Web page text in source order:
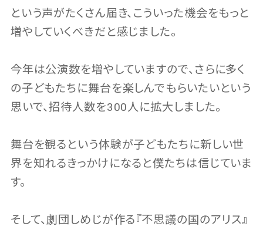
という声がたくさん届き、こういった機会をもっと
増やしていくべきだと感じました。
今年は公演数を増やしていますので、さらに多く
の子どもたちに舞台を楽しんでもらいたいという
思いで、招待人数を300人に拡大しました。
舞台を観るという体験が子どもたちに新しい世
界を知れるきっかけになると僕たちは信じていま
す。
そして、劇団しめじが作る『不思議の国のアリス』